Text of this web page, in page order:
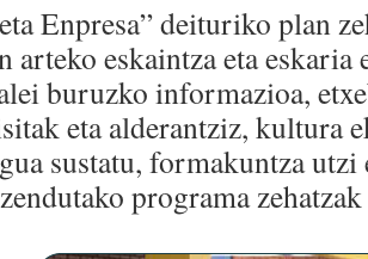
Enpresa” deituriko plan
arteko eskaintza eta
buruzko informazioa,
eta alderantziz, kultura
sustatu, formakuntza utzi
programa